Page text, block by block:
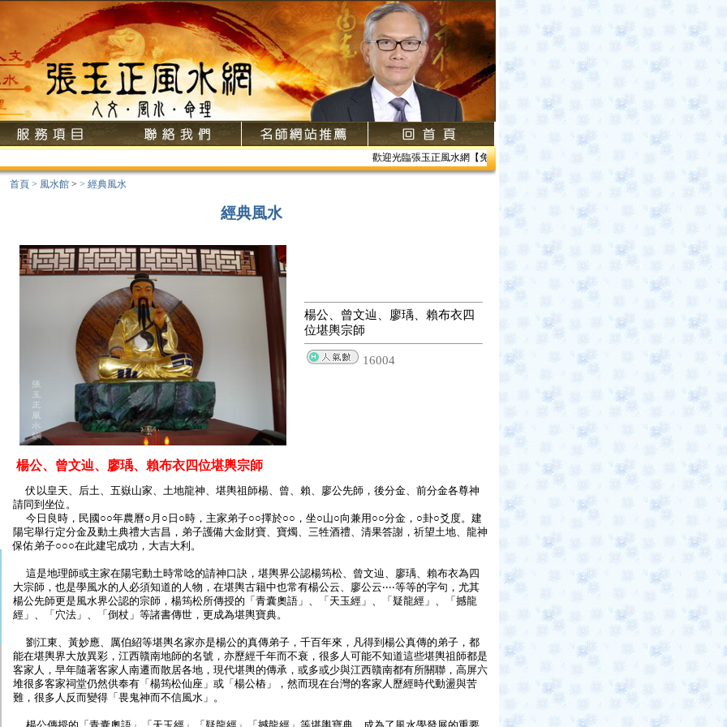
歡迎光臨張玉正風水網【免費網路線上教學】【風水館】1.居家風水2.企業風水
首頁 > 風水館 > > 經典風水
經典風水
楊公、曾文辿、廖瑀、賴布衣四
位堪輿宗師
16004
楊公、曾文辿、廖瑀、賴布衣四位堪輿宗師
伏以皇天、后土、五嶽山家、土地龍神、堪輿祖師楊、曾、賴、廖公先師，後分金、前分金各尊神
請同到坐位。
今日良時，民國○○年農曆○月○日○時，主家弟子○○擇於○○，坐○山○向兼用○○分金，○卦○爻度。建
陽宅舉行定分金及動土典禮大吉昌，弟子護備大金財寶、寶燭、三牲酒禮、清果答謝，祈望土地、龍神
保佑弟子○○○在此建宅成功，大吉大利。
這是地理師或主家在陽宅動土時常唸的請神口訣，堪輿界公認楊筠松、曾文辿、廖瑀、賴布衣為四
大宗師，也是學風水的人必須知道的人物，在堪輿古籍中也常有楊公云、廖公云‧‧‧‧等等的字句，尤其
楊公先師更是風水界公認的宗師，楊筠松所傳授的「青囊奧語」、「天玉經」、「疑龍經」、「撼龍
經」、「穴法」、「倒杖」等諸書傳世，更成為堪輿寶典。
劉江東、黃妙應、厲伯紹等堪輿名家亦是楊公的真傳弟子，千百年來，凡得到楊公真傳的弟子，都
能在堪輿界大放異彩，江西贛南地師的名號，亦歷經千年而不衰，很多人可能不知道這些堪輿祖師都是
客家人，早年隨著客家人南遷而散居各地，現代堪輿的傳承，或多或少與江西贛南都有所關聯，高屏六
堆很多客家祠堂仍然供奉有「楊筠松仙座」或「楊公樁」，然而現在台灣的客家人歷經時代動盪與苦
難，很多人反而變得「畏鬼神而不信風水」。